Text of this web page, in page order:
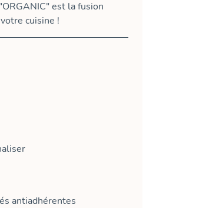
est la fusion
cuisine !
antiadhérentes